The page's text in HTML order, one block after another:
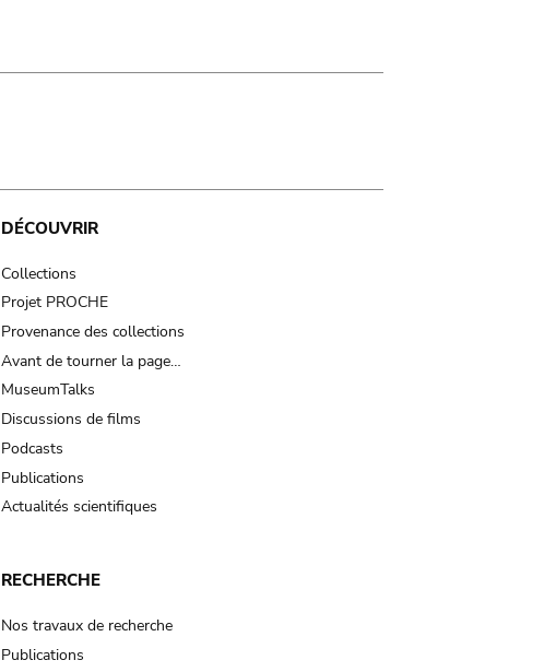
DÉCOUVRIR
Collections
Projet PROCHE
Provenance des collections
Avant de tourner la page…
MuseumTalks
Discussions de films
Podcasts
Publications
Actualités scientifiques
RECHERCHE
Nos travaux de recherche
Publications